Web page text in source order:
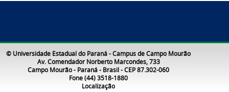
© Universidade Estadual do Paraná - Campus de Campo Mourão
Av. Comendador Norberto Marcondes, 733
Campo Mourão - Paraná - Brasil - CEP 87.302-060
Fone (44) 3518-1880
Localização